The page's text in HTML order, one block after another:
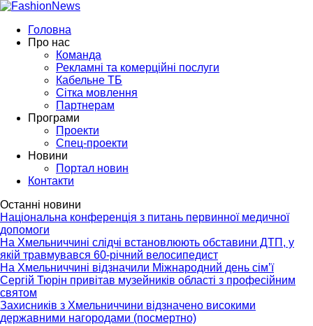
Головна
Про нас
Команда
Рекламні та комерційні послуги
Кабельне ТБ
Сітка мовлення
Партнерам
Програми
Проекти
Спец-проекти
Новини
Портал новин
Контакти
Останні новини
Національна конференція з питань первинної медичної
допомоги
На Хмельниччині слідчі встановлюють обставини ДТП, у
якій травмувався 60-річний велосипедист
На Хмельниччині відзначили Міжнародний день сім’ї
Сергій Тюрін привітав музейників області з професійним
святом
Захисників з Хмельниччини відзначено високими
державними нагородами (посмертно)